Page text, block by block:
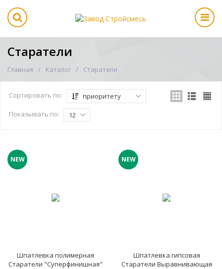
Старатели
Главная Каталог Старатели
Сортировать по: приоритету
Показывать по: 12
NEW
Шпатлевка полимерная
Старатели "Суперфинишная"
NEW
Шпатлевка гипсовая
Старатели Выравнивающая